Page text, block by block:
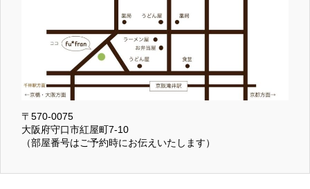
〒570-0075
大阪府守口市紅屋町7-10
（部屋番号はご予約時にお伝えいたします）